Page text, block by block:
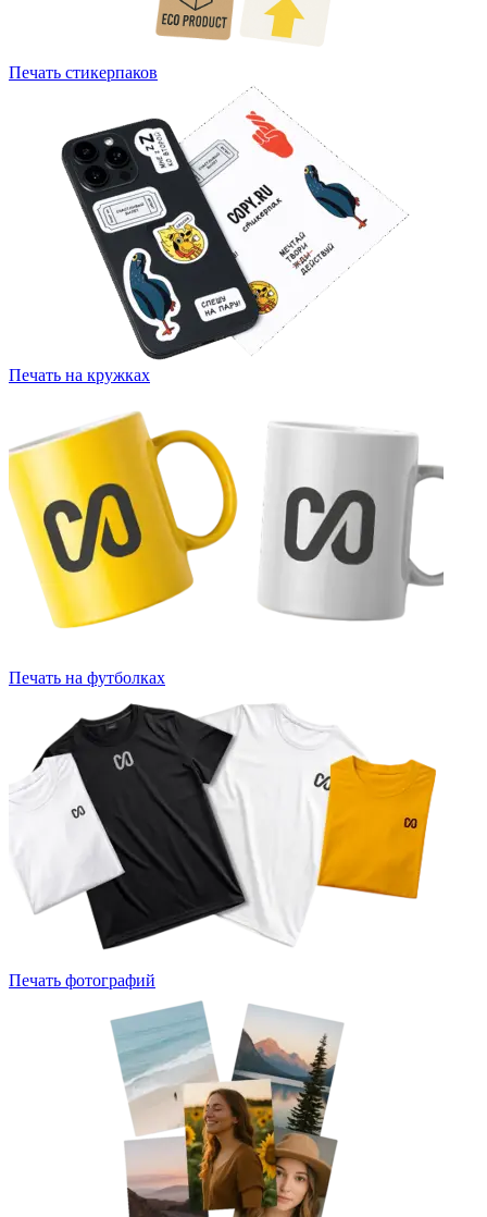
Печать стикерпаков
Печать на кружках
Печать на футболках
Печать фотографий